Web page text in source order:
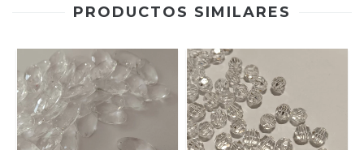
PRODUCTOS SIMILARES